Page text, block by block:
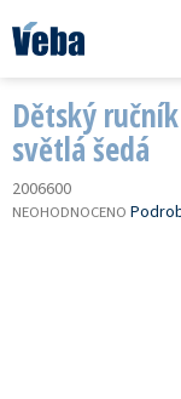
na
obsah
Dětský
světlá šedá
2006600
PRŮMĚRNÉ
NEOHODNOCENO